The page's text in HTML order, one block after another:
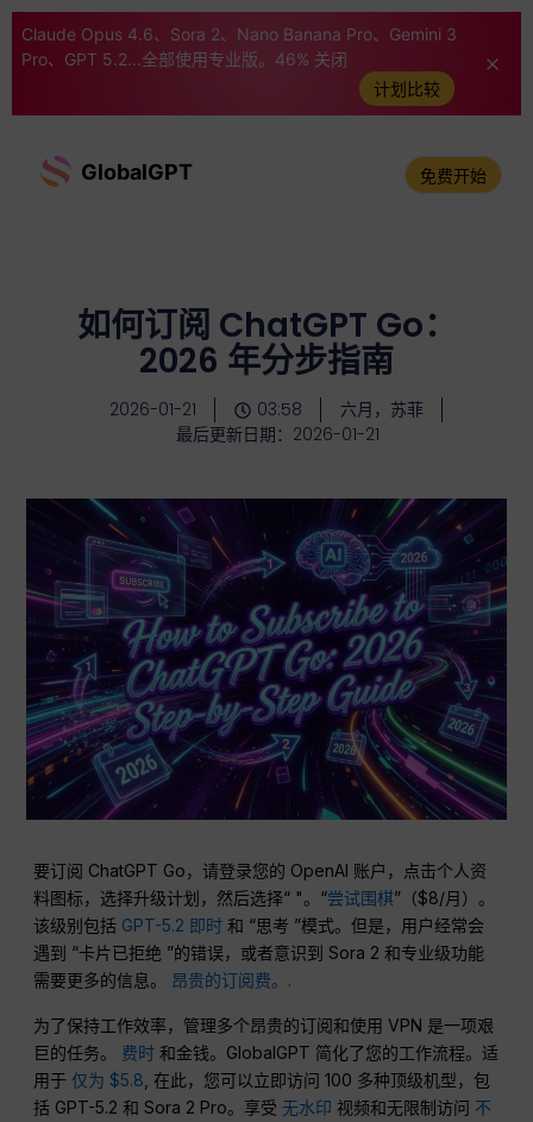
Claude Opus 4.6、Sora 2、Nano Banana Pro、Gemini 3
Pro、GPT 5.2...全部使用专业版。46% 关闭
计划比较
GlobalGPT 免费开始
如何订阅 ChatGPT Go：
2026 年分步指南
2026-01-21 03:58
六月，苏菲
最后更新日期：2026-01-21
要订阅 ChatGPT Go，请登录您的 OpenAI 账户，点击个人资
料图标，选择升级计划，然后选择“ "。“尝试围棋”（$8/月）。
该级别包括 GPT-5.2 即时 和 “思考 ”模式。但是，用户经常会
遇到 “卡片已拒绝 ”的错误，或者意识到 Sora 2 和专业级功能
需要更多的信息。 昂贵的订阅费。.
为了保持工作效率，管理多个昂贵的订阅和使用 VPN 是一项艰
巨的任务。 费时 和金钱。GlobalGPT 简化了您的工作流程。适
用于 仅为 $5.8 , 在此，您可以立即访问 100 多种顶级机型，包
括 GPT-5.2 和 Sora 2 Pro。享受 无水印 视频和无限制访问 不